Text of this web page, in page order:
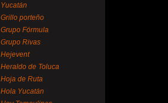
Yucatán
Grillo porteño
Grupo Fórmula
Grupo Rivas
Hejevent
Heraldo de Toluca
Hoja de Ruta
Hola Yucatán